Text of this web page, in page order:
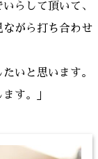
らして頂いて、
ながら打ち合わせ
いと思います。
す。」